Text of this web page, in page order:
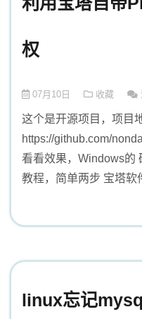
权
07月10日 收藏
这个是开源项目，项目
https://github.com/
看看效果，Windows的
教程，简单两步 宝塔软
linux忘记